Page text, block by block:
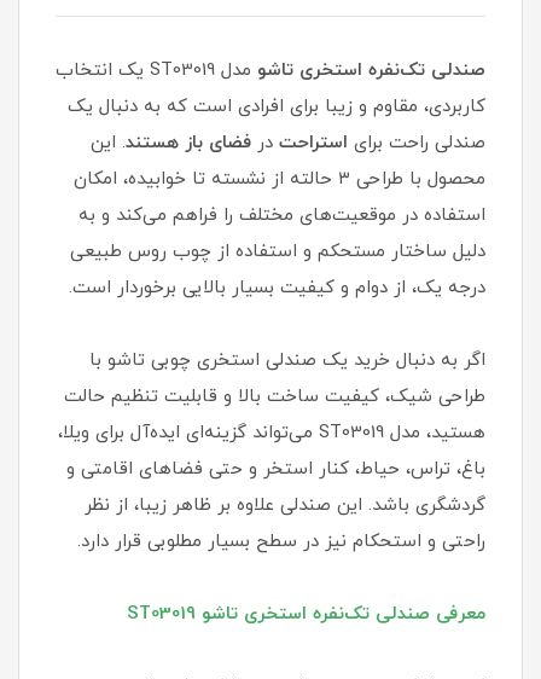
صندلی تک‌نفره استخری تاشو
مدل ST03019 یک انتخاب
کاربردی، مقاوم و زیبا برای افرادی است که به دنبال یک
صندلی راحت برای استراحت در فضای باز هستند. این
محصول با طراحی ۳ حالته از نشسته تا خوابیده، امکان
استفاده در موقعیت‌های مختلف را فراهم می‌کند و به
دلیل ساختار مستحکم و استفاده از چوب روس طبیعی
درجه یک، از دوام و کیفیت بسیار بالایی برخوردار است.
اگر به دنبال خرید یک صندلی استخری چوبی تاشو با
طراحی شیک، کیفیت ساخت بالا و قابلیت تنظیم حالت
هستید، مدل ST03019 می‌تواند گزینه‌ای ایده‌آل برای ویلا،
باغ، تراس، حیاط، کنار استخر و حتی فضاهای اقامتی و
گردشگری باشد. این صندلی علاوه بر ظاهر زیبا، از نظر
راحتی و استحکام نیز در سطح بسیار مطلوبی قرار دارد.
معرفی صندلی تک‌نفره استخری تاشو ST03019